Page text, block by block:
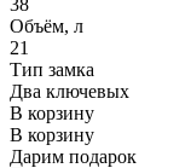
Объём, л
21
Тип замка
Два ключевых
В корзину
В корзину
Дарим подарок